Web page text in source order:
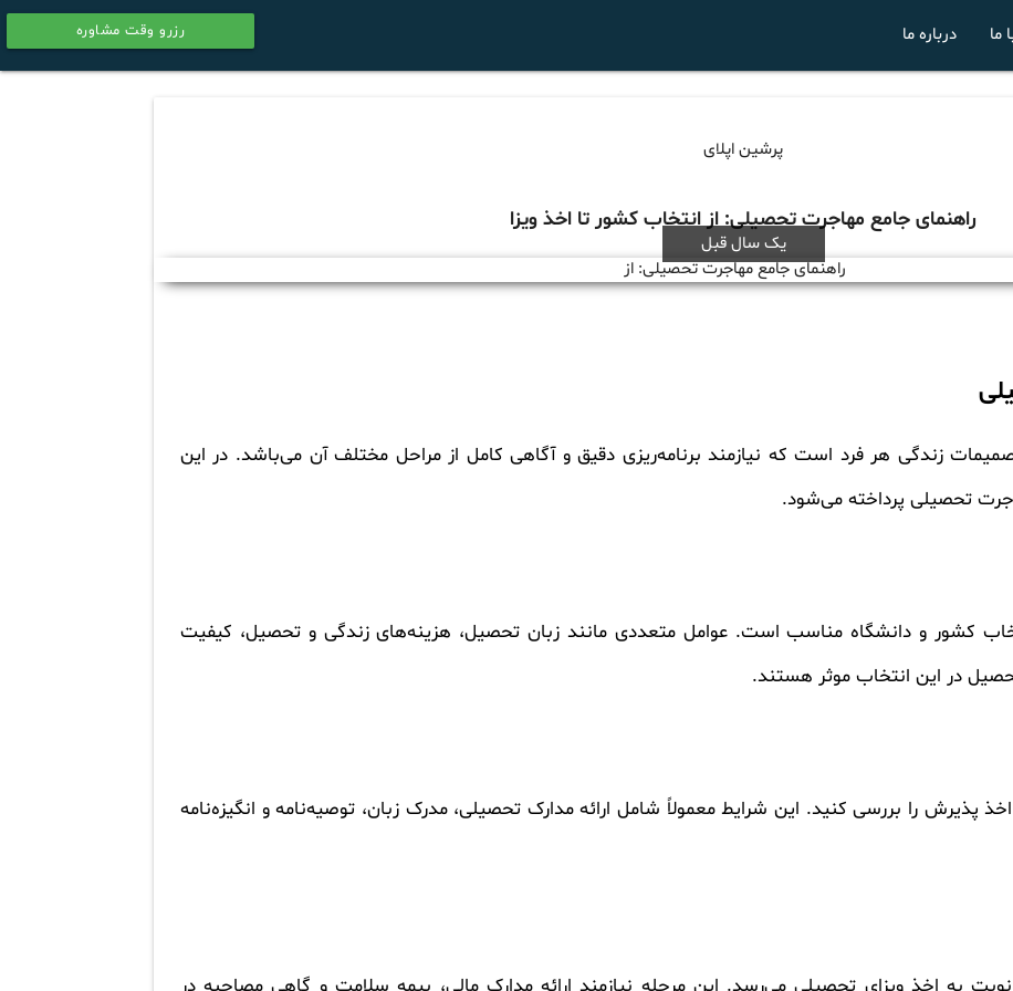
رزرو وقت مشاوره
calendar
ما درباره ما
پرشین اپلای
راهنمای جامع مهاجرت تحصیلی: از انتخاب کشور تا اخذ ویزا
یک سال قبل
زندگی هر فرد است که نیازمند برنامه‌ریزی دقیق و آگاهی کامل از مراحل مختلف آن می‌باشد. در این
تحصیلی پرداخته می‌شود.
کشور و دانشگاه مناسب است. عوامل متعددی مانند زبان تحصیل، هزینه‌های زندگی و تحصیل، کیفیت
در این انتخاب موثر هستند.
پذیرش را بررسی کنید. این شرایط معمولاً شامل ارائه مدارک تحصیلی، مدرک زبان، توصیه‌نامه و انگیزه‌نامه
به اخذ ویزای تحصیلی می‌رسد. این مرحله نیازمند ارائه مدارک مالی، بیمه سلامت و گاهی مصاحبه در